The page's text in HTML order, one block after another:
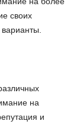
своих
на
и